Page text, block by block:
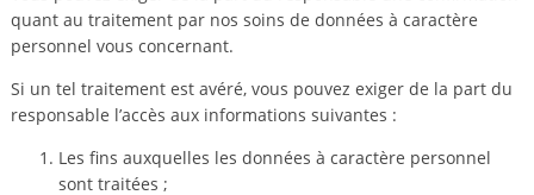
quant au traitement par nos soins de données à caractère
personnel vous concernant.
Si un tel traitement est avéré, vous pouvez exiger de la part du
responsable l’accès aux informations suivantes :
Les fins auxquelles les données à caractère personnel
sont traitées ;